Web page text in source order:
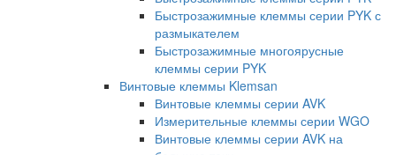
Быстрозажимные клеммы серии PYK с
размыкателем
Быстрозажимные многоярусные
клеммы серии PYK
Винтовые клеммы Klemsan
Винтовые клеммы серии AVK
Измерительные клеммы серии WGO
Винтовые клеммы серии AVK на